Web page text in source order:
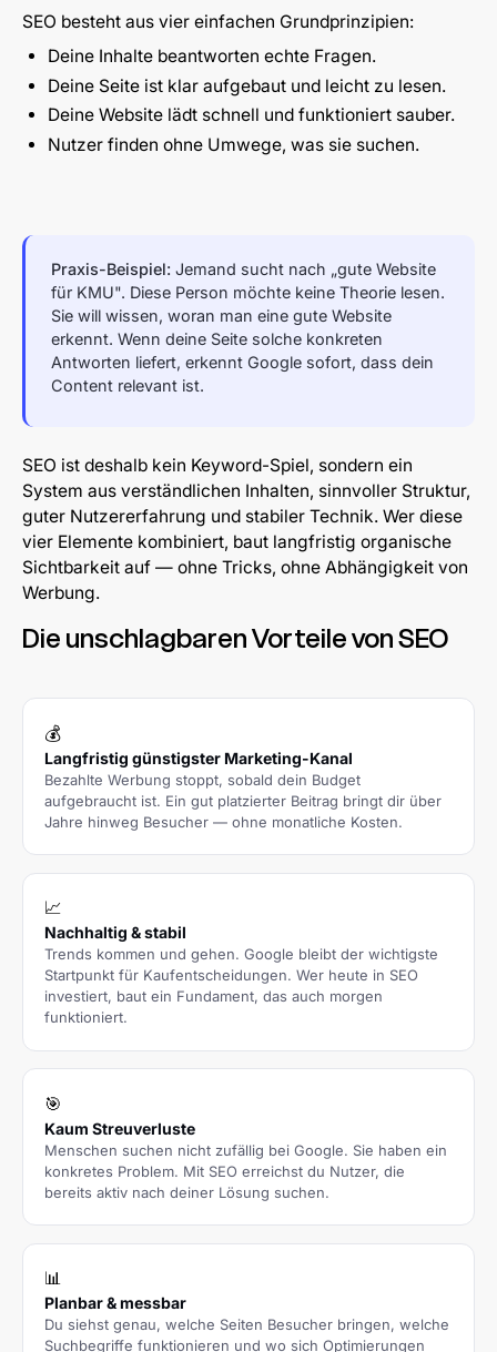
SEO besteht aus vier einfachen Grundprinzipien:
Deine Inhalte beantworten echte Fragen.
Deine Seite ist klar aufgebaut und leicht zu lesen.
Deine Website lädt schnell und funktioniert sauber.
Nutzer finden ohne Umwege, was sie suchen.
Praxis-Beispiel: Jemand sucht nach „gute Website
für KMU". Diese Person möchte keine Theorie lesen.
Sie will wissen, woran man eine gute Website
erkennt. Wenn deine Seite solche konkreten
Antworten liefert, erkennt Google sofort, dass dein
Content relevant ist.
SEO ist deshalb kein Keyword-Spiel, sondern ein
System aus verständlichen Inhalten, sinnvoller Struktur,
guter Nutzererfahrung und stabiler Technik. Wer diese
vier Elemente kombiniert, baut langfristig organische
Sichtbarkeit auf — ohne Tricks, ohne Abhängigkeit von
Werbung.
Die unschlagbaren Vorteile von SEO
💰
Langfristig günstigster Marketing-Kanal
Bezahlte Werbung stoppt, sobald dein Budget
aufgebraucht ist. Ein gut platzierter Beitrag bringt dir über
Jahre hinweg Besucher — ohne monatliche Kosten.
📈
Nachhaltig & stabil
Trends kommen und gehen. Google bleibt der wichtigste
Startpunkt für Kaufentscheidungen. Wer heute in SEO
investiert, baut ein Fundament, das auch morgen
funktioniert.
🎯
Kaum Streuverluste
Menschen suchen nicht zufällig bei Google. Sie haben ein
konkretes Problem. Mit SEO erreichst du Nutzer, die
bereits aktiv nach deiner Lösung suchen.
📊
Planbar & messbar
Du siehst genau, welche Seiten Besucher bringen, welche
Suchbegriffe funktionieren und wo sich Optimierungen